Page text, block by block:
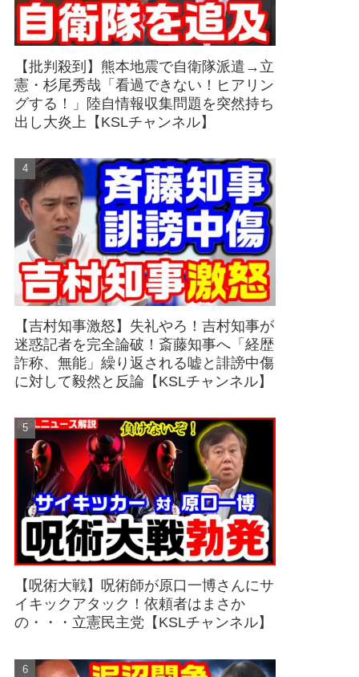
【批判殺到】熊本地震で自衛隊派遣→立
憲・杉尾秀哉「看過できない！ヒアリン
グする！」陸自情報収集問題を突然持ち
出し大炎上【KSLチャンネル】
【吉村知事激怒】失礼やろ！吉村知事が
迷惑記者を完全論破！斎藤知事へ「経歴
詐称、無能」繰り返される嘘と誹謗中傷
に対して毅然と反論【KSLチャンネル】
【呪術大戦】呪術師が原口一博さんにサ
イキックアタック！依頼者はまさか
の・・・立憲民主党【KSLチャンネル】